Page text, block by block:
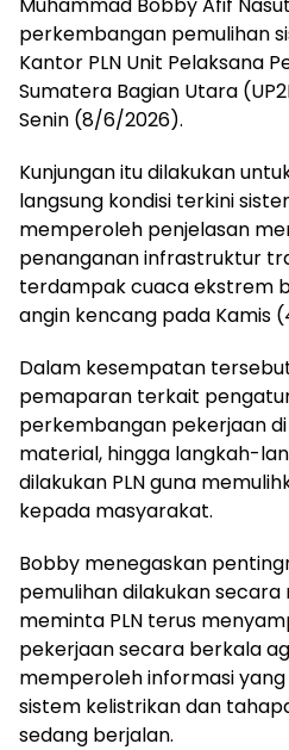
perkembangan pemulihan
Kantor PLN Unit Pelaksana
Sumatera Bagian Utara
Senin (8/6/2026).
Kunjungan itu dilakukan
langsung kondisi terkini
memperoleh penjelasan
penanganan infrastruktur
terdampak cuaca ekstrem
angin kencang pada Kamis
Dalam kesempatan
pemaparan terkait
perkembangan pekerjaan
material, hingga langkah-
dilakukan PLN guna
kepada masyarakat.
Bobby menegaskan
pemulihan dilakukan secara
meminta PLN terus
pekerjaan secara berkala
memperoleh informasi
sistem kelistrikan dan
sedang berjalan.